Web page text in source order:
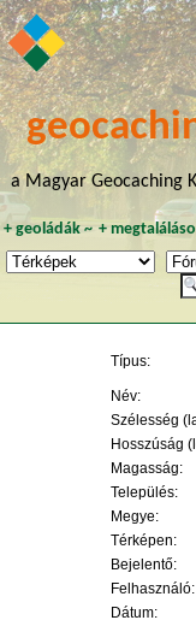
a Magyar Geocaching
+ geoládák~ +
Típus:
Név:
Szélesség
Hosszúság
Magasság:
Település:
Megye:
Térképen:
Bejelentő:
Felhasználó:
Dátum: